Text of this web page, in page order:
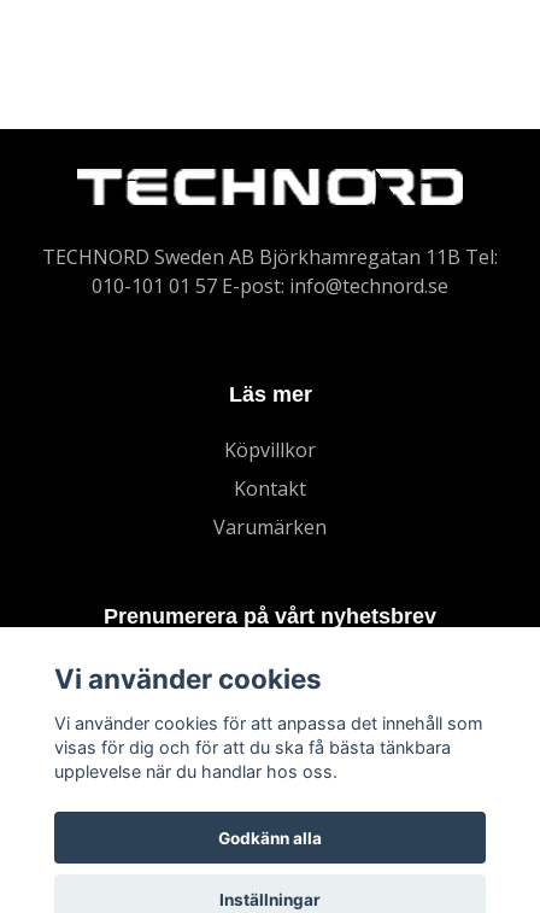
TECHNORD Sweden AB Björkhamregatan 11B Tel:
010-101 01 57 E-post: info@technord.se
Läs mer
Köpvillkor
Kontakt
Varumärken
Prenumerera på vårt nyhetsbrev
Vi använder cookies
Vi använder cookies för att anpassa det innehåll som
visas för dig och för att du ska få bästa tänkbara
upplevelse när du handlar hos oss.
Godkänn alla
Inställningar